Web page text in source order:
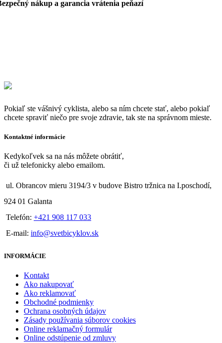
nákup a garancia vrátenia peňazí
Pokiaľ ste vášnivý cyklista, alebo sa ním chcete stať, alebo pokiaľ
chcete spraviť niečo pre svoje zdravie, tak ste na správnom mieste.
Kontaktné informácie
Kedykoľvek sa na nás môžete obrátiť,
či už telefonicky alebo emailom.
ul. Obrancov mieru 3194/3 v budove Bistro tržnica na I.poschodí,
924 01 Galanta
Telefón: +421 908 117 033
E-mail: info@svetbicyklov.sk
INFORMÁCIE
Kontakt
Ako nakupovať
Ako reklamovať
Obchodné podmienky
Ochrana osobných údajov
Zásady používania súborov cookies
Online reklamačný formulár
Online odstúpenie od zmluvy